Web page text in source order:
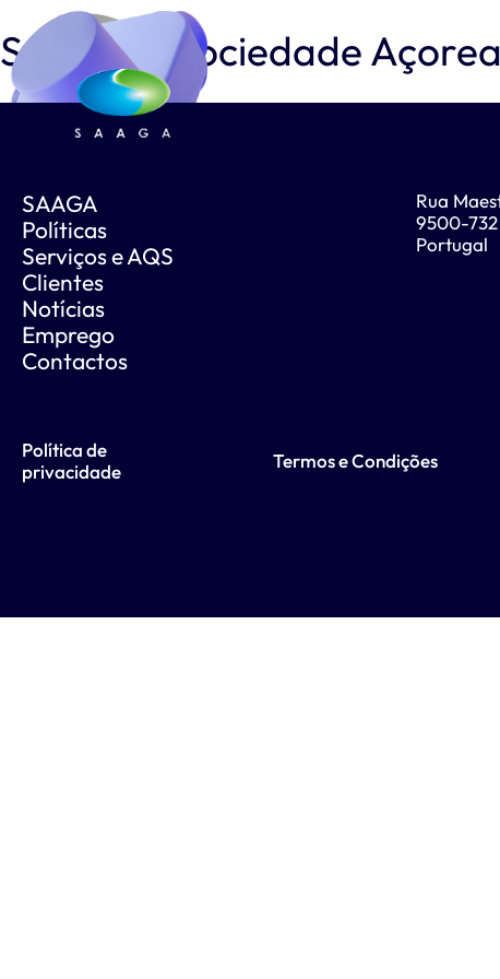
SAAGA – Sociedade
SAAGA
Políticas
Serviços e AQS
Clientes
Notícias
Emprego
Contactos
Rua
9500-
Portugal
Política de
privacidade
Termos e Condições